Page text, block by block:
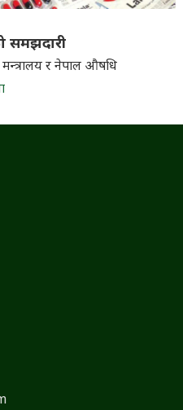
समझदारी
मन्त्रालय र नेपाल औषधि